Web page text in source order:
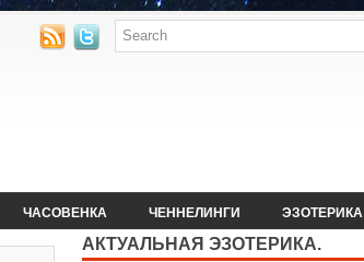
ЧАСОВЕНКА ЧЕННЕЛИНГИ ЭЗОТЕРИКА
АКТУАЛЬНАЯ ЭЗОТЕРИКА.